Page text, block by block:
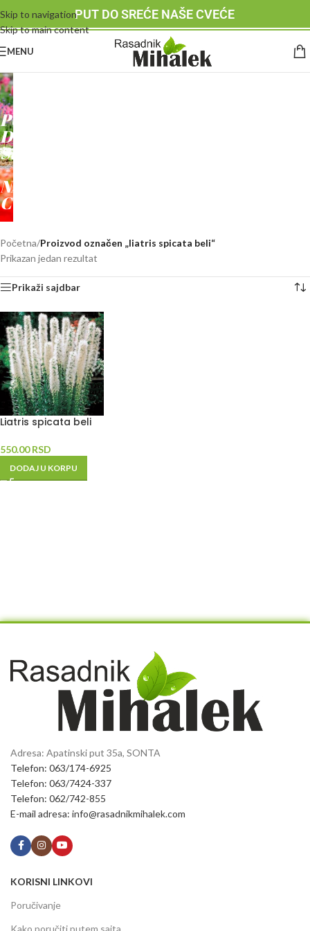
Skip to navigation
Skip to main content
PUT DO SREĆE NAŠE CVEĆE
MENU
RASADNIK
MIHALEK
PUT
DO
SREĆE
-
NAŠE
CVEĆE
Početna/Proizvod označen „liatris spicata beli“
Prikazan jedan rezultat
Prikaži sajdbar
Liatris spicata beli
550.00RSD
DODAJ U KORPU
Adresa: Apatinski put 35a, SONTA
Telefon: 063/174-6925
Telefon: 063/7424-337
Telefon: 062/742-855
E-mail adresa: info@rasadnikmihalek.com
KORISNI LINKOVI
Poručivanje
Kako poručiti putem sajta